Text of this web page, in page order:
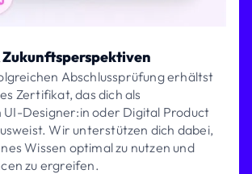
Abschlussprüfung erhältst
Zertifikat, das dich als
Designer:in oder Digital Product
Wir unterstützen dich dabei,
Wissen optimal zu nutzen und
zu ergreifen.